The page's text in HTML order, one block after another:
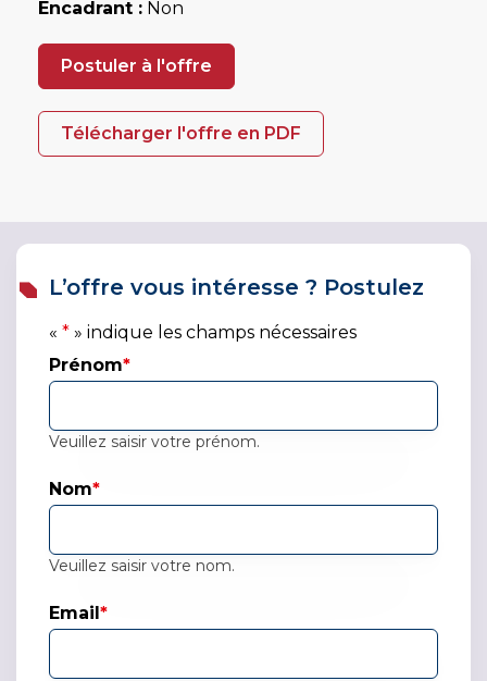
Encadrant : Non
Postuler à l'offre
Télécharger l'offre en PDF
L’offre vous intéresse ? Postulez
« * » indique les champs nécessaires
Prénom*
Veuillez saisir votre prénom.
Nom*
Veuillez saisir votre nom.
Email *